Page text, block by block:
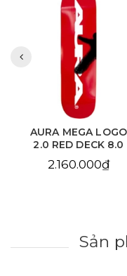
AURA MEGA LOGO
2.0 RED DECK 8.0
2.160.000₫
Sản